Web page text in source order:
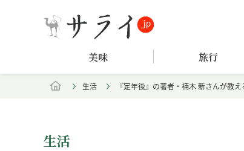
美味 旅行
生活 『定年後』の著者・楠木 新さんが教
生活